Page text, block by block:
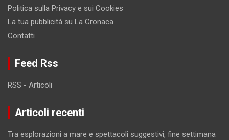
Politica sulla Privacy e sui Cookies
La tua pubblicità su La Cronaca
Contatti
Feed Rss
RSS - Articoli
Articoli recenti
Tra esplorazioni a mare e spettacoli suggestivi, fine settimana